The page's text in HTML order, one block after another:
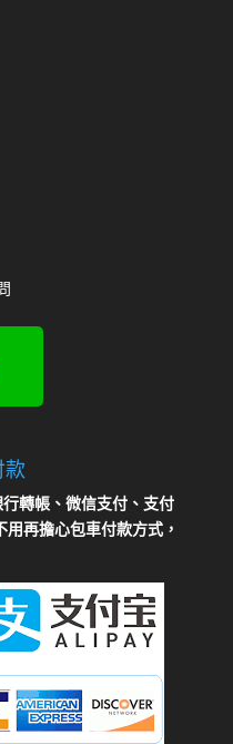
款
轉帳、微信支付、支付
再擔心包車付款方式，